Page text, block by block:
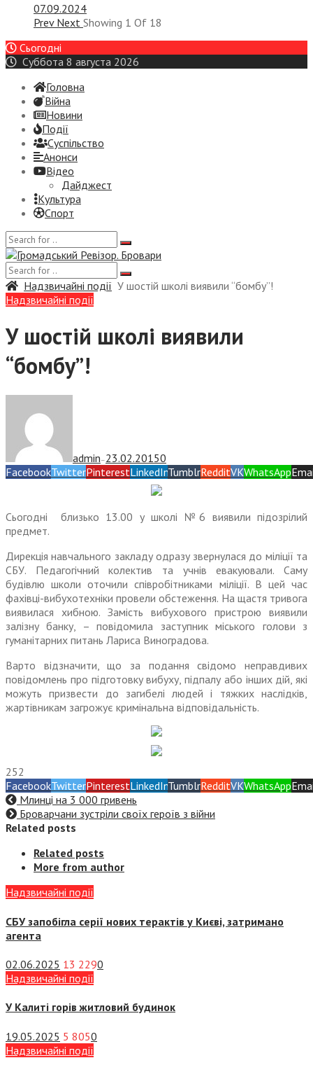
07.09.2024
Prev Next Showing 1 Of 18
Сьогодні
Суббота 8 августа 2026
Головна
Війна
Новини
Події
Суспiльство
Анонси
Відео
Дайджест
Культура
Спорт
Надзвичайні події У шостій школі виявили “бомбу”!
Надзвичайні події
У шостій школі виявили
“бомбу”!
admin — 23.02.20150
FacebookTwitterPinterestLinkedInTumblrRedditVKWhatsApp
Сьогодні близько 13.00 у школі №6 виявили підозрілий
предмет.
Дирекція навчального закладу одразу звернулася до міліції та
СБУ. Педагогічний колектив та учнів евакуювали. Саму
будівлю школи оточили співробітниками міліції. В цей час
фахівці-вибухотехніки провели обстеження. На щастя тривога
виявилася хибною. Замість вибухового пристрою виявили
залізну банку, – повідомила заступник міського голови з
гуманітарних питань Лариса Виноградова.
Варто відзначити, що за подання свідомо неправдивих
повідомлень про підготовку вибуху, підпалу або інших дій, які
можуть призвести до загибелі людей і тяжких наслідків,
жартівникам загрожує кримінальна відповідальність.
252
FacebookTwitterPinterestLinkedInTumblrRedditVKWhatsApp
Млинці на 3 000 гривень
Броварчани зустріли своїх героїв з війни
Related posts
Related posts
More from author
Надзвичайні події
СБУ запобігла серії нових терактів у Києві, затримано
агента
02.06.2025 13 2290
Надзвичайні події
У Калиті горів житловий будинок
19.05.2025 5 8050
Надзвичайні події